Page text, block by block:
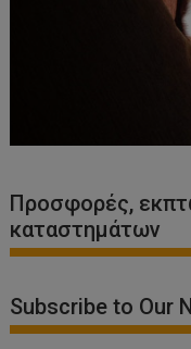
Προσφορές,
καταστημάτων
Subscribe to Our